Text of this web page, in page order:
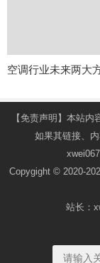
空调行业未来两大
【免责声明】本站
如果其链接、
Copygight © 2020-
站长：